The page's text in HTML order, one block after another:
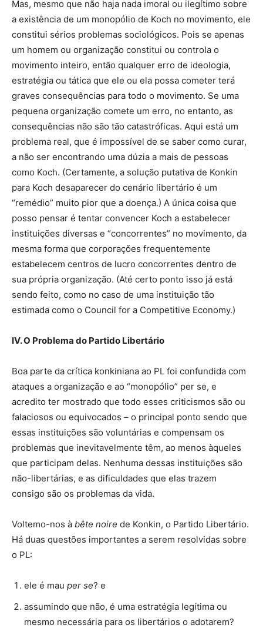
Mas, mesmo que não haja nada imoral ou ilegítimo sobre
a existência de um monopólio de Koch no movimento, ele
constitui sérios problemas sociológicos. Pois se apenas
um homem ou organização constitui ou controla o
movimento inteiro, então qualquer erro de ideologia,
estratégia ou tática que ele ou ela possa cometer terá
graves consequências para todo o movimento. Se uma
pequena organização comete um erro, no entanto, as
consequências não são tão catastróficas. Aqui está um
problema real, que é impossível de se saber como curar,
a não ser encontrando uma dúzia a mais de pessoas
como Koch. (Certamente, a solução putativa de Konkin
para Koch desaparecer do cenário libertário é um
“remédio” muito pior que a doença.) A única coisa que
posso pensar é tentar convencer Koch a estabelecer
instituições diversas e “concorrentes” no movimento, da
mesma forma que corporações frequentemente
estabelecem centros de lucro concorrentes dentro de
sua própria organização. (Até certo ponto isso já está
sendo feito, como no caso de uma instituição tão
estimada como o Council for a Competitive Economy.)
IV. O Problema do Partido Libertário
Boa parte da crítica konkiniana ao PL foi confundida com
ataques a organização e ao “monopólio” per se, e
acredito ter mostrado que todo esses criticismos são ou
falaciosos ou equivocados – o principal ponto sendo que
essas instituições são voluntárias e compensam os
problemas que inevitavelmente têm, ao menos àqueles
que participam delas. Nenhuma dessas instituições são
não-libertárias, e as dificuldades que elas trazem
consigo são os problemas da vida.
Voltemo-nos à bête noire de Konkin, o Partido Libertário.
Há duas questões importantes a serem resolvidas sobre
o PL:
ele é mau per se? e
assumindo que não, é uma estratégia legítima ou
mesmo necessária para os libertários o adotarem?